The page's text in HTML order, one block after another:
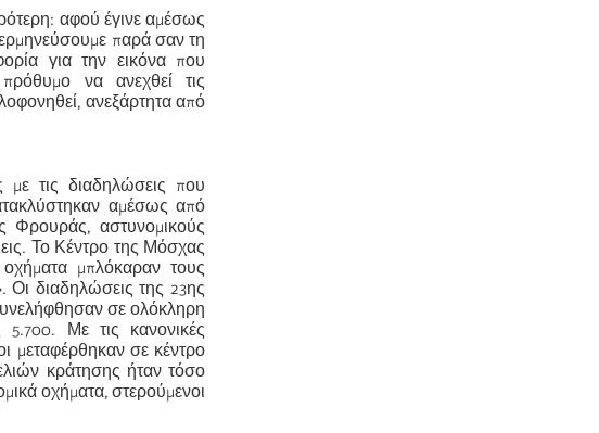
αφού έγινε αμέσως
παρά σαν τη
για την εικόνα που
να ανεχθεί τις
ανεξάρτητα από
με τις διαδηλώσεις που
αμέσως από
Φρουράς, αστυνομικούς
Το Κέντρο της Μόσχας
μπλόκαραν τους
Οι διαδηλώσεις της 23ης
σε ολόκληρη
Με τις κανονικές
μεταφέρθηκαν σε κέντρο
κράτησης ήταν τόσο
οχήματα, στερούμενοι